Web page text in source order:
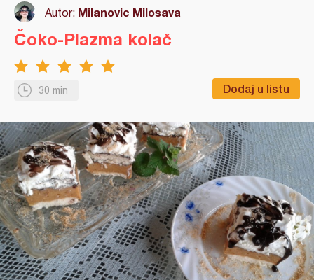
Autor: Milanovic Milosava
30 min Dodaj u listu
Čoko-Plazma kolač